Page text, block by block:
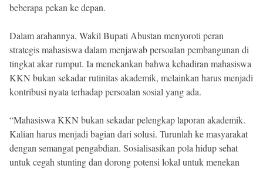
beberapa pekan ke depan.
Dalam arahannya, Wakil Bupati Abustan menyoroti peran
strategis mahasiswa dalam menjawab persoalan pembangunan di
tingkat akar rumput. Ia menekankan bahwa kehadiran mahasiswa
KKN bukan sekadar rutinitas akademik, melainkan harus menjadi
kontribusi nyata terhadap persoalan sosial yang ada.
“Mahasiswa KKN bukan sekadar pelengkap laporan akademik.
Kalian harus menjadi bagian dari solusi. Turunlah ke masyarakat
dengan semangat pengabdian. Sosialisasikan pola hidup sehat
untuk cegah stunting dan dorong potensi lokal untuk menekan